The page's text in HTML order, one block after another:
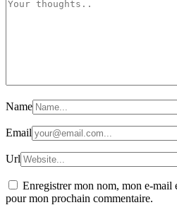
Name
Email
Url
Enregistrer mon nom, mon e-mail
pour mon prochain commentaire.